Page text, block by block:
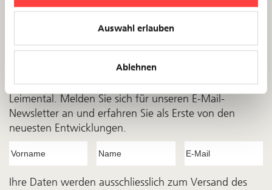
Auswahl erlauben
Ablehnen
anpassungen sowie exklusive Einblicke in die
verschiedenen Bauphasen des Angebots­aus­baus
Leimental. Melden Sie sich für unseren E-Mail-
Newsletter an und erfahren Sie als Erste von den
neuesten Entwicklungen.
Ihre Daten werden ausschliesslich zum Versand des